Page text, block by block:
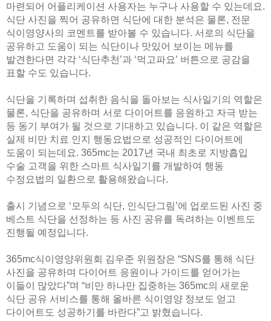
마련되어 어플리케이션 사용자는 누구나 사용할 수 있는데요.
식단 사진을 찍어 공유하면 식단에 대한 분석은 물론, 전문
식이영양사의 코멘트를 받아볼 수 있습니다. 서로의 식단을
공유하고 도움이 되는 식단이나 맛있어 보이는 메뉴를
발견한다면 각각 ‘식단추천’과 ‘먹고파요’ 버튼으로 공감을
표할 수도 있습니다.
식단을 기록하며 섭취한 음식을 돌아보는 식사일기의 역할은
물론, 식단을 공유하며 서로 다이어트를 응원하고 자극 받는
등 동기 부여가 될 것으로 기대하고 있습니다. 이 같은 역할은
실제 비만 치료 인지 행동요법으로 성공적인 다이어트에
도움이 되는데요. 365mc는 2017년 국내 최초로 지방흡입
수술 고객을 위한 스마트 식사일기를 개발하여 행동
수정요법의 일환으로 활용해왔습니다.
출시 기념으로 ‘모두의 식단, 인식단그림’에 업로드된 사진 중
베스트 식단을 선정하는 등 사진 공유를 독려하는 이벤트도
진행될 예정입니다.
365mc식이영양위원회 김우준 위원장은 “SNS를 통해 식단
사진을 공유하며 다이어트 응원이나 가이드를 얻어가는
이들이 많았다”며 “비만 하나만 집중하는 365mc의 새로운
식단 공유 서비스를 통해 올바른 식이영양 정보도 얻고
다이어트도 성공하기를 바란다”고 밝혔습니다.